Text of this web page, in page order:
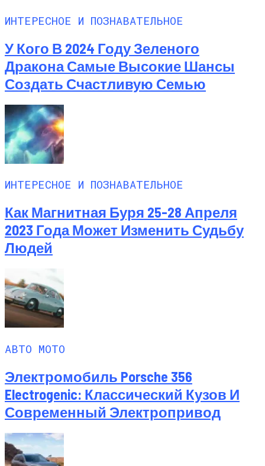
ИНТЕРЕСНОЕ И ПОЗНАВАТЕЛЬНОЕ
У Кого В 2024 Году Зеленого
Дракона Самые Высокие Шансы
Создать Счастливую Семью
ИНТЕРЕСНОЕ И ПОЗНАВАТЕЛЬНОЕ
Как Магнитная Буря 25-28 Апреля
2023 Года Может Изменить Судьбу
Людей
АВТО МОТО
Электромобиль Porsche 356
Electrogenic: Классический Кузов И
Современный Электропривод